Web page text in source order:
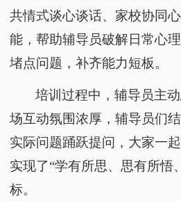
共情式谈心谈话、家校协同
能，帮助辅导员破解日常心
堵点问题，补齐能力短板。
培训过程中，辅导员主
场互动氛围浓厚，辅导员们
实际问题踊跃提问，大家一
实现了“学有所思、思有所悟
标。